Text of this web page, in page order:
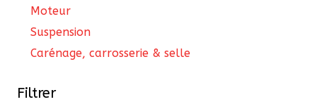
Moteur
Suspension
Carénage, carrosserie & selle
Filtrer